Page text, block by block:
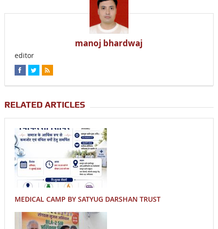
manoj bhardwaj
editor
RELATED ARTICLES
MEDICAL CAMP BY SATYUG DARSHAN TRUST